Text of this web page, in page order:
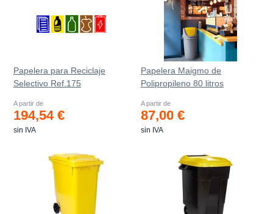
Papelera para Reciclaje
Selectivo Ref.175
A partir de
194,54 €
sin IVA
Papelera Maigmo de
Polipropileno 80 litros
A partir de
87,00 €
sin IVA